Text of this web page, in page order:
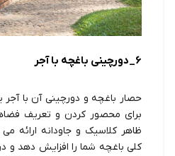
6_دورچینی باغچه با آجر
حصار باغچه و دورچینی آن با
برای محصور کردن و تعریف
ظاهر کلاسیک و جاودانه ارائه
کلی باغچه شما را افزایش دهد